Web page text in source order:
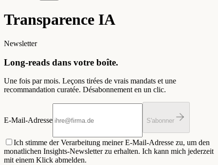
Transparence IA
Newsletter
Long-reads dans votre boîte.
Une fois par mois. Leçons tirées de vrais mandats et une
recommandation curatée. Désabonnement en un clic.
E-Mail-Adresse S'abonner
Ich stimme der Verarbeitung meiner E-Mail-Adresse zu, um den
monatlichen Insights-Newsletter zu erhalten. Ich kann mich jederzeit
mit einem Klick abmelden.